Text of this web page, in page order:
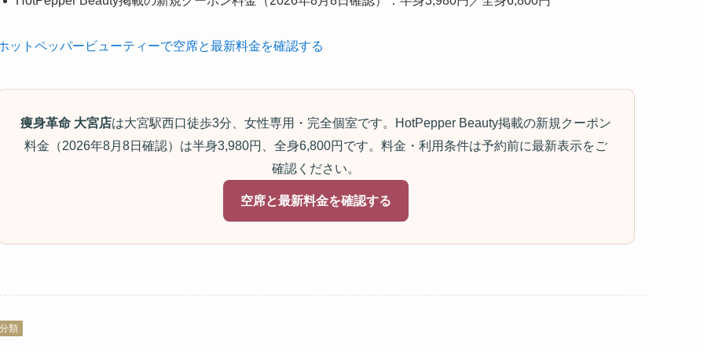
ットペッパービューティーで空席と最新料金を確認する
痩身革命 大宮店は大宮駅西口徒歩3分、女性専用・完全個室です。HotPepper Beauty掲載の新規クーポン
料金（2026年8月8日確認）は半身3,980円、全身6,800円です。料金・利用条件は予約前に最新表示をご
確認ください。
空席と最新料金を確認する
類